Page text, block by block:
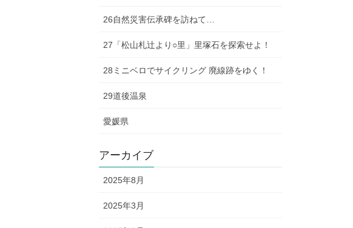
26自然災害伝承碑を訪ねて…
27「松山札辻より○里」里塚石を探索せよ！
28ミニベロでサイクリング 廃線跡をゆく！
29道後温泉
愛媛県
アーカイブ
2025年8月
2025年3月